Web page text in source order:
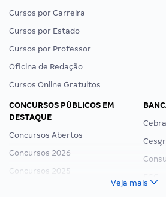
Cursos por Carreira
Cursos por Estado
Cursos por Professor
Oficina de Redação
Cursos Online Gratuitos
CONCURSOS PÚBLICOS EM
DESTAQUE
Concursos Abertos
Concursos 2026
Concursos 2025
Concurso Nacional Unificado
Veja mais